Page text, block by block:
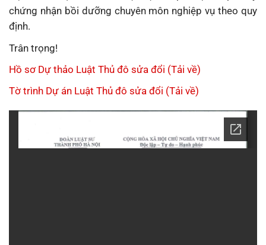
chứng nhận bồi dưỡng chuyên môn nghiệp vụ theo quy
định.
Trân trọng!
Hồ sơ Dự thảo Luật Thủ đô sửa đổi (Tải về)
Tờ trình Dự án Luật Thủ đô sửa đổi (Tải về)